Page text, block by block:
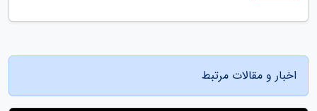
اخبار و مقالات مرتبط